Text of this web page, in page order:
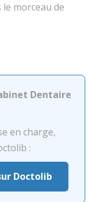
le morceau de
Dentaire
en charge,
:
Doctolib